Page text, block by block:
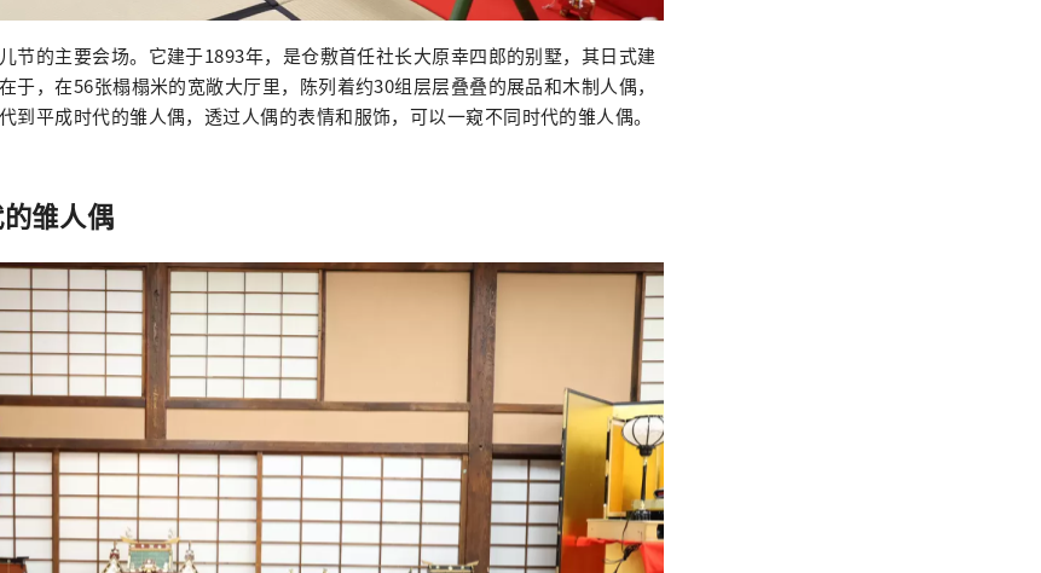
节的主要会场。它建于1893年，是仓敷首任社长大原幸四郎的别墅，其日式建
于，在56张榻榻米的宽敞大厅里，陈列着约30组层层叠叠的展品和木制人偶，
到平成时代的雏人偶，透过人偶的表情和服饰，可以一窥不同时代的雏人偶。
雏人偶